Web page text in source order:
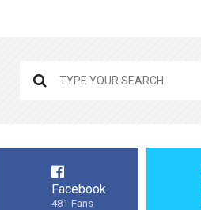
Facebook
481 Fans